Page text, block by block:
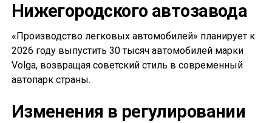
Нижегородского автозавода
«Производство легковых автомобилей» планирует к
2026 году выпустить 30 тысяч автомобилей марки
Volga, возвращая советский стиль в современный
автопарк страны.
Изменения в регулировании